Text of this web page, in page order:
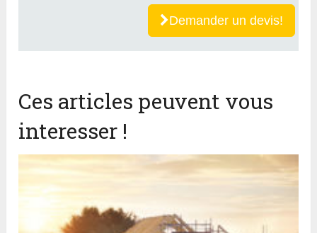
Demander un devis!
Ces articles peuvent vous
interesser !